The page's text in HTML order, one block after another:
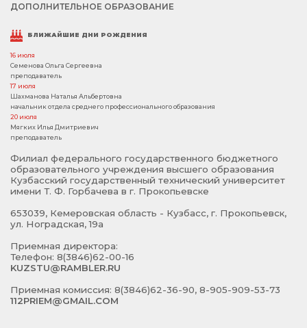
ДОПОЛНИТЕЛЬНОЕ ОБРАЗОВАНИЕ
БЛИЖАЙШИЕ ДНИ РОЖДЕНИЯ
16 июля
Семенова Ольга Сергеевна
преподаватель
17 июля
Шахманова Наталья Альбертовна
начальник отдела среднего профессионального образования
20 июля
Мягких Илья Дмитриевич
преподаватель
Филиал федерального государственного бюджетного
образовательного учреждения высшего образования
Кузбасский государственный технический университет
имени Т. Ф. Горбачева в г. Прокопьевске
653039, Кемеровская область - Кузбасс, г. Прокопьевск,
ул. Ноградская, 19а
Приемная директора:
Телефон: 8(3846)62-00-16
KUZSTU@RAMBLER.RU
Приемная комиссия: 8(3846)62-36-90, 8-905-909-53-73
112PRIEM@GMAIL.COM